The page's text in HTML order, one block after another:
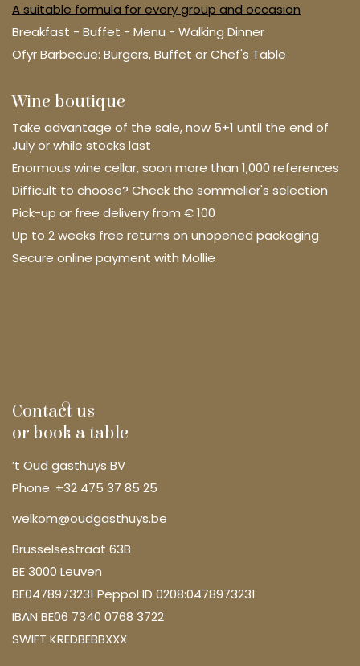
A suitable formula for every group and occasion
Breakfast - Buffet - Menu - Walking Dinner
Ofyr Barbecue: Burgers, Buffet or Chef's Table
Wine boutique
Take advantage of the sale, now 5+1 until the end of
July or while stocks last
Enormous wine cellar, soon more than 1,000 references
Difficult to choose? Check the sommelier's selection
Pick-up or free delivery from € 100
Up to 2 weeks free returns on unopened packaging
Secure online payment with Mollie
Contact us
or book a table
’t Oud gasthuys BV
Phone. +32 475 37 85 25
welkom@oudgasthuys.be
Brusselsestraat 63B
BE 3000 Leuven
BE0478973231 Peppol ID 0208:0478973231
IBAN BE06 7340 0768 3722
SWIFT KREDBEBBXXX